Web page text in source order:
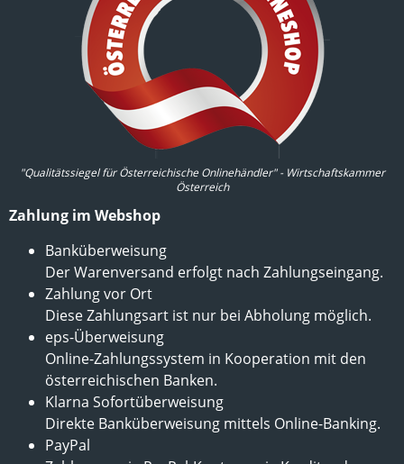
"Qualitätssiegel für Österreichische Onlinehändler" - Wirtschaftskammer
Österreich
Zahlung im Webshop
Banküberweisung
Der Warenversand erfolgt nach Zahlungseingang.
Zahlung vor Ort
Diese Zahlungsart ist nur bei Abholung möglich.
eps-Überweisung
Online-Zahlungssystem in Kooperation mit den
österreichischen Banken.
Klarna Sofortüberweisung
Direkte Banküberweisung mittels Online-Banking.
PayPal